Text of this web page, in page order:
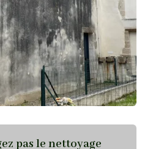
pas le nettoyage